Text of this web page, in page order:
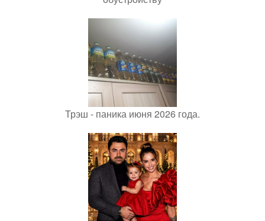
Трэш - паника июня 2026 года.